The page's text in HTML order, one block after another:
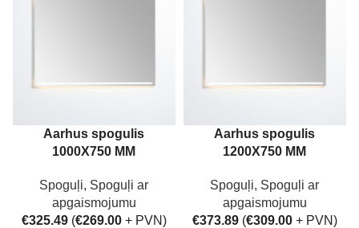
Aarhus spogulis
1000X750 MM
Spoguļi, Spoguļi ar
apgaismojumu
€325.49 (€269.00+ PVN)
Aarhus spogulis
1200X750 MM
Spoguļi, Spoguļi ar
apgaismojumu
€373.89 (€309.00+ PVN)